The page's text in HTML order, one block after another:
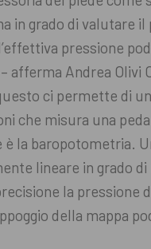
in grado di valutare il
pressione
afferma Andrea Olivi
ci permette di
che misura una
è la baropotometria.
lineare in grado
la pressione
della mappa